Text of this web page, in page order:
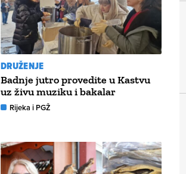
DRUŽENJE
Badnje jutro provedite u Kastvu
uz živu muziku i bakalar
Rijeka i PGŽ